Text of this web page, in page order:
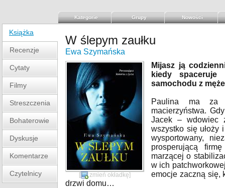
Kategorie Grupy Nowości
Książka
Recenzje
Cytaty
Filmy
Streszczenia
Bohaterowie
Dyskusje
Komentarze
Czytelnicy
W ślepym zaułku
Ewa Szymańska
[ zmień okładkę]
Mijasz ją
kiedy
samochodu z
Paulina ma za
macierzyństwa.
Jacek – wdowiec
wszystko się ułoży
wysportowany,
prosperującą
marzącej o
w ich
emocje zaczną się,
drzwi domu…